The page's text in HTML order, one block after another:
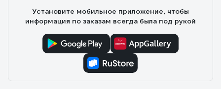
Установите мобильное приложение, чтобы
информация по заказам всегда была под рукой